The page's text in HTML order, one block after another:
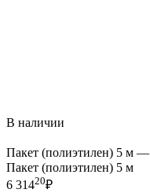
В наличии
Пакет (полиэтилен) 5 м —
Пакет (полиэтилен) 5 м
6 31420₽